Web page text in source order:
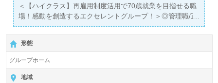
＜【ハイクラス】再雇用制度活用で70歳就業を目指せる職
場！感動を創造するエクセレントグループ！＞◎管理職/正
社員募集◎
【月給324,000円～339,000円/賞与2回】＊介護福祉士、介
護支援専門員、認知症関連資格有資格者向け求人◎『住吉
東駅』徒歩2分。お車通勤可能です。
入居定員27名（9名×3ユニット）『スイート帝塚山』株式
形態
グループホーム
地域